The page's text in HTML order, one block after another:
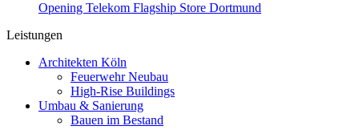
Opening Telekom Flagship Store Dortmund
Leistungen
Architekten Köln
Feuerwehr Neubau
High-Rise Buildings
Umbau & Sanierung
Bauen im Bestand